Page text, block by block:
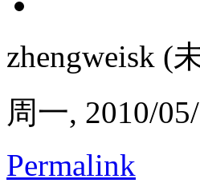
zhengweisk (
周一, 2010/
Permalink